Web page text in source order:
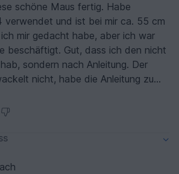
schöne Maus fertig. Habe
verwendet und ist bei mir ca. 55 cm
mir gedacht habe, aber ich war
beschäftigt. Gut, dass ich den nicht
sondern nach Anleitung. Der
nicht, habe die Anleitung zu
geklappt, auch wenn mühevoll. Mein
Projekt.